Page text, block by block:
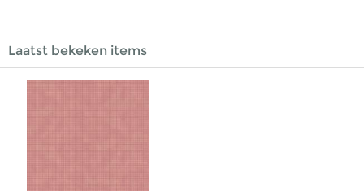
Laatst bekeken items